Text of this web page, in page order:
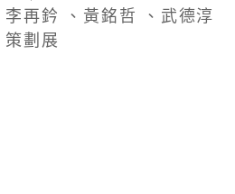
再鈐 、黃銘哲 、武德淳
策劃展